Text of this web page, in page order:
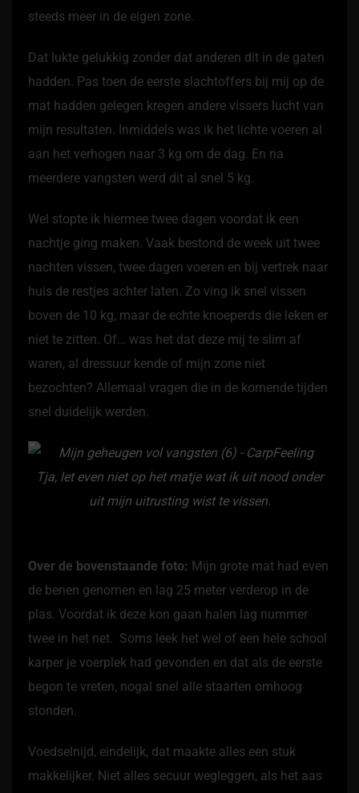
steeds meer in de eigen zone.
Dat lukte gelukkig zonder dat anderen dit in de gaten
hadden. Pas toen de eerste slachtoffers bij mij op de
mat hadden gelegen kregen andere vissers lucht van
mijn resultaten. Inmiddels was ik het lichte voeren al
aan het verhogen naar 3 kg om de dag. En na
meerdere vangsten werd dit al snel 5 kg.
Wel stopte ik hiermee twee dagen voordat ik een
nachtje ging maken. Vaak bestond de week uit twee
nachten vissen, twee dagen voeren en bij vertrek naar
huis de restjes achter laten. Zo ving ik snel vissen
boven de 10 kg, maar de echte knoeperds die leken er
niet te zitten. Of… was het dat deze mij te slim af
waren, al dressuur kende of mijn zone niet
bezochten? Allemaal vragen die in de komende tijden
snel duidelijk werden.
Tja, let even niet op het matje wat ik uit nood onder
uit mijn uitrusting wist te vissen.
Over de bovenstaande foto: Mijn grote mat had even
de benen genomen en lag 25 meter verderop in de
plas. Voordat ik deze kon gaan halen lag nummer
twee in het net. Soms leek het wel of een hele school
karper je voerplek had gevonden en dat als de eerste
begon te vreten, nogal snel alle staarten omhoog
stonden.
Voedselnijd, eindelijk, dat maakte alles een stuk
makkelijker. Niet alles secuur wegleggen, als het aas